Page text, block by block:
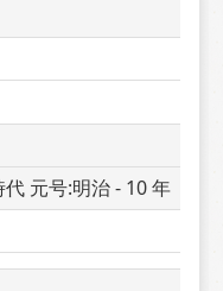
元号:明治 - 10 年